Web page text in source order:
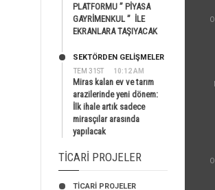
PLATFORMU ” PİYASA
GAYRİMENKUL ” İLE
EKRANLARA TAŞIYACAK
TEM 31ST 10:12 AM
SEKTÖRDEN GELIŞMELER
Miras kalan ev ve tarım
arazilerinde yeni dönem:
İlk ihale artık sadece
mirasçılar arasında
yapılacak
TICARI PROJELER
TİCARİ PROJELER